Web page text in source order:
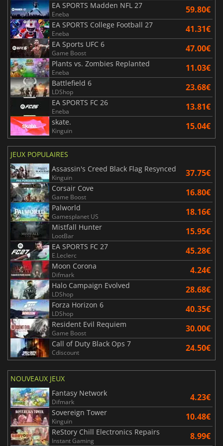
EA SPORTS Madden NFL 27
Eneba 59.80€
EA SPORTS College Football 27
Eneba 41.31€
EA Sports UFC 6
Game Boost 47.00€
Plants vs. Zombies Replanted
Eneba 11.03€
Battlefield 6
LDShop 23.68€
EA SPORTS FC 26
Eneba 13.81€
skate.
Kinguin 15.04€
JEUX POPULAIRES
Assassin's Creed Black Flag Resynced
Kinguin 37.75€
Corsair Cove
Game Boost 16.80€
Palworld
Gamesplanet US 18.16€
Mistfall Hunter
LootBar 15.95€
EA SPORTS FC 27
E.Leclerc 45.28€
Moon Corona
Difmark 4.24€
Halo Campaign Evolved
LDShop 28.68€
Forza Horizon 6
LDShop 40.35€
Resident Evil Requiem
Game Boost 30.00€
Call of Duty Black Ops 7
Cdiscount 24.50€
NOUVEAUX JEUX
Fantasy Network
Difmark 4.23€
Sovereign Tower
Kinguin 10.48€
ReStory Chill Electronics Repairs
Instant Gaming 8.99€